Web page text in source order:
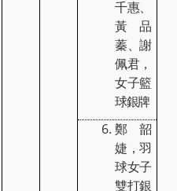
千惠、
黃品
蓁、謝
佩君，
女子籃
球銀牌
鄭韶
婕，羽
球女子
雙打銀